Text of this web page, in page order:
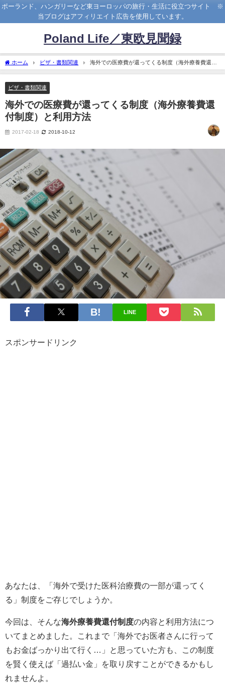
ポーランド、ハンガリーなど東ヨーロッパの旅行・生活に役立つサイト ※
当ブログはアフィリエイト広告を使用しています。
Poland Life／東欧見聞録
ホーム ビザ・書類関連
海外での医療費が還ってくる制度（海外療養費還付
制度）と利用方法
ビザ・書類関連
海外での医療費が還ってくる制度（海外療養費還
付制度）と利用方法
2017-02-18 2018-10-12
LINE
スポンサードリンク
あなたは、「海外で受けた医科治療費の一部が還ってく
る」制度をご存じでしょうか。
今回は、そんな海外療養費還付制度の内容と利用方法につ
いてまとめました。これまで「海外でお医者さんに行って
もお金ばっかり出て行く…」と思っていた方も、この制度
を賢く使えば「過払い金」を取り戻すことができるかもし
れませんよ。